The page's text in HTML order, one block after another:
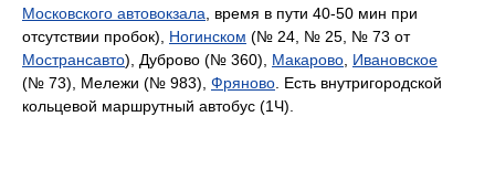
Московского автовокзала , время в пути 40-50 мин при
отсутствии пробок), Ногинском (№ 24, № 25, № 73 от
Мострансавто), Дуброво (№ 360), Макарово Ивановское
(№ 73), Мележи (№ 983), Фряново . Есть внутригородской
кольцевой маршрутный автобус (1Ч).